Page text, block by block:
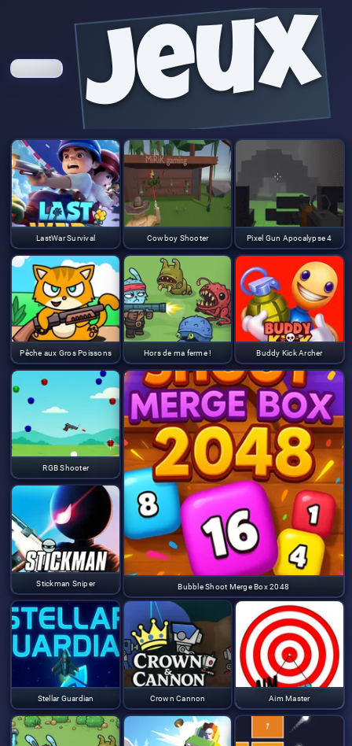
jeux
LastWar Survival Cowboy Shooter Pixel Gun Apocalypse 4
Pêche aux Gros Poissons Hors de ma ferme ! Buddy Kick Archer
RGB Shooter
Bubble Shoot Merge Box 2048
Stickman Sniper
Stellar Guardian Crown Cannon Aim Master